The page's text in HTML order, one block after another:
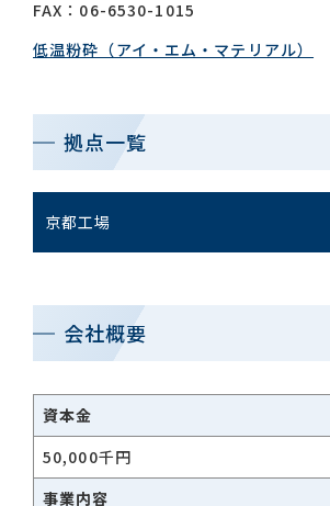
#会社概要
#森六って何？
#グローバルネットワーク
FAX：06-6530-1015
低温粉砕（アイ・エム・マテリアル）
拠点一覧
京都工場
会社概要
資本金
50,000千円
事業内容